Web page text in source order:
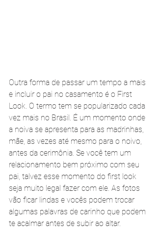
Outra forma de passar um tempo a mais
e incluir o pai no casamento é o First
Look. O termo tem se popularizado cada
vez mais no Brasil. É um momento onde
a noiva se apresenta para as madrinhas,
mãe, as vezes até mesmo para o noivo,
antes da cerimônia. Se você tem um
relacionamento bem próximo com seu
pai, talvez esse momento do first look
seja muito legal fazer com ele. As fotos
vão ficar lindas e vocês podem trocar
algumas palavras de carinho que podem
te acalmar antes de subir ao altar.